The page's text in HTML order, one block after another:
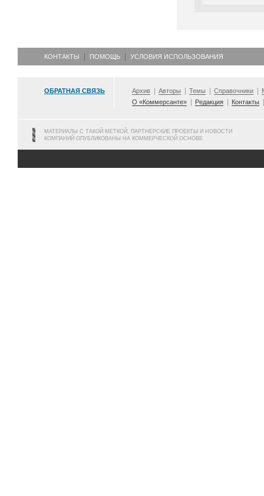
КОНТАКТЫ ПОМОЩЬ УСЛОВИЯ ИСПОЛЬЗОВАНИЯ
ОБРАТНАЯ СВЯЗЬ Архив Авторы Темы Справочники
О «Коммерсанте»
Редакция Контакты
МАТЕРИАЛЫ С ТАКОЙ МЕТКОЙ, ПАРТНЕРСКИЕ ПРОЕКТЫ И НОВОСТИ
КОМПАНИЙ ОПУБЛИКОВАНЫ НА КОММЕРЧЕСКОЙ ОСНОВЕ